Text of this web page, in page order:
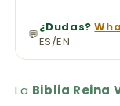
💬¿Dudas?
ES/EN
La Biblia Reina